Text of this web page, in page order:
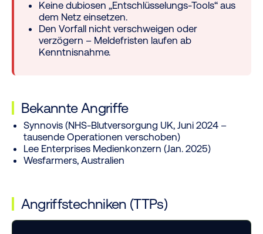
Keine dubiosen „Entschlüsselungs-Tools“ aus
dem Netz einsetzen.
Den Vorfall nicht verschweigen oder
verzögern – Meldefristen laufen ab
Kenntnisnahme.
Bekannte Angriffe
Synnovis (NHS-Blutversorgung UK, Juni 2024 –
tausende Operationen verschoben)
Lee Enterprises Medienkonzern (Jan. 2025)
Wesfarmers, Australien
Angriffstechniken (TTPs)